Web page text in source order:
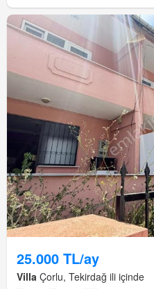
25.000 TL/ay
Villa Çorlu, Tekirdağ ili içinde